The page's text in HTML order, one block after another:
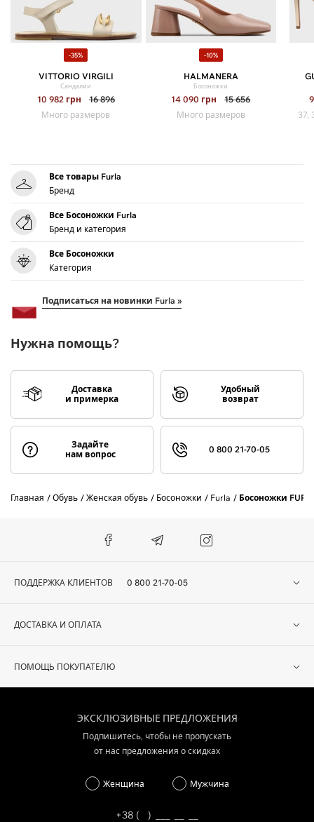
-35%
VITTORIO VIRGILI
Сандалии
10 982 грн
16 896
Много размеров
-10%
HALMANERA
Босоножки
14 090 грн
15 656
Много размеров
37,
Все товары Furla
Бренд
Все Босоножки Furla
Бренд и категория
Все Босоножки
Категория
Подписаться на новинки Furla »
Нужна помощь?
Доставка
и примерка
Удобный
возврат
Задайте
нам вопрос
0 800 21-70-05
Главная Обувь Женская обувь Босоножки Furla Босоножки
ПОДДЕРЖКА КЛИЕНТОВ 0 800 21-70-05
ДОСТАВКА И ОПЛАТА
ПОМОЩЬ ПОКУПАТЕЛЮ
ЭКСКЛЮЗИВНЫЕ ПРЕДЛОЖЕНИЯ
Подпишитесь, чтобы не пропускать
от нас предложения о скидках
Женщина Мужчина